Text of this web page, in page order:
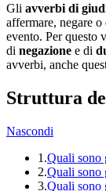
Gli avverbi di
affermare, negare
evento. Per questo
di negazione e di
avverbi, anche
Struttura
Nascondi
1.Quali sono
2.Quali sono
3.Quali sono